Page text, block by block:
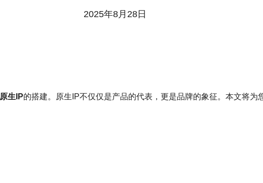
2025年8月28日
生IP的搭建。原生IP不仅仅是产品的代表，更是品牌的象征。本文将